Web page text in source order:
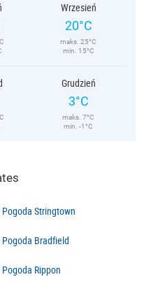
Wrzesień
20°C
maks. 25°C
min. 15°C
Grudzień
3°C
maks. 7°C
min. -1°C
Pogoda Stringtown
Pogoda Bradfield
Pogoda Rippon